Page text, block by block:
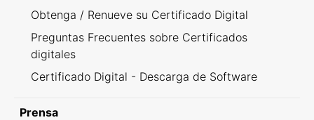
Obtenga / Renueve su Certificado Digital
Preguntas Frecuentes sobre Certificados
digitales
Certificado Digital - Descarga de Software
Prensa